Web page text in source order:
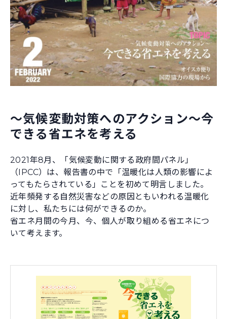
～気候変動対策へのアクション～今
できる省エネを考える
2021年8月、「気候変動に関する政府間パネル」
（IPCC）は、報告書の中で「温暖化は人類の影響によ
ってもたらされている」ことを初めて明言しました。
近年頻発する自然災害などの原因ともいわれる温暖化
に対し、私たちには何ができるのか。
省エネ月間の今月、今、個人が取り組める省エネにつ
いて考えます。